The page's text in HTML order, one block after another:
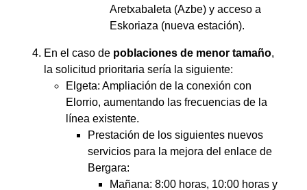
Aretxabaleta (Azbe) y acceso a
Eskoriaza (nueva estación).
En el caso de poblaciones de menor tamaño,
la solicitud prioritaria sería la siguiente:
Elgeta: Ampliación de la conexión con
Elorrio, aumentando las frecuencias de la
línea existente.
Prestación de los siguientes nuevos
servicios para la mejora del enlace de
Bergara:
Mañana: 8:00 horas, 10:00 horas y